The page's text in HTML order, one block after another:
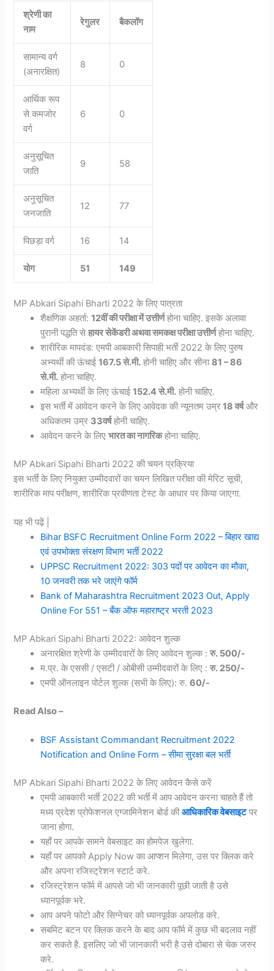
श्रेणी का
नाम
रेगुलर बैकलॉग
सामान्य वर्ग
(अनारक्षित)
8 0
आर्थिक रूप
से कमजोर
वर्ग
6 0
अनुसूचित
जाति
9 58
अनुसूचित
जनजाति
12 77
पिछड़ा वर्ग 16 14
योग 51 149
MP Abkari Sipahi Bharti 2022 के लिए पात्रता
शैक्षणिक अहर्ता:12वीं की परीक्षा में उत्तीर्णहोना चाहिए. इसके अलावा
पुरानी पद्धति सेहायर सेकेंडरी अथवा समकक्ष परीक्षा उत्तीर्णहोना चाहिए.
शारीरिक मापदंड: एमपी आबकारी सिपाही भर्ती 2022 के लिए पुरुष
अभ्यर्थी की ऊंचाई167.5 से.मी. होनी चाहिए और सीना81 – 86
से.मी. होना चाहिए.
महिला अभ्यर्थी के लिए ऊंचाई152.4 से.मी. होनी चाहिए.
इस भर्ती में आवेदन करने के लिए आवेदक की न्यूनतम उम्र18 वर्षऔर
अधिकतम उम्र 33वर्षहोनी चाहिए.
आवेदन करने के लिएभारत का नागरिकहोना चाहिए.
MP Abkari Sipahi Bharti 2022 की चयन प्रक्रिया
इस भर्ती के लिए नियुक्त उम्मीदवारों का चयन लिखित परीक्षा की मेरिट सूची,
शारीरिक माप परीक्षण, शारीरिक प्रवीणता टेस्ट के आधार पर किया जाएगा.
यह भी पढ़ें |
Bihar BSFC Recruitment Online Form 2022 – बिहार खाद्य
एवं उपभोक्ता संरक्षण विभाग भर्ती 2022
UPPSC Recruitment 2022: 303 पदों पर आवेदन का मौका,
10 जनवरी तक भरे जाएंगे फॉर्म
Bank of Maharashtra Recruitment 2023 Out, Apply
Online For 551 – बँक ऑफ महाराष्ट्र भरती 2023
MP Abkari Sipahi Bharti 2022: आवेदन शुल्क
अनारक्षित श्रेणी के उम्मीदवारों के लिए आवेदन शुल्क :रु. 500/-
म.प्र. के एससी / एसटी / ओबीसी उम्मीदवारों के लिए :रु. 250/-
एमपी ऑनलाइन पोर्टल शुल्क (सभी के लिए): रु.60/-
Read Also –
BSF Assistant Commandant Recruitment 2022
Notification and Online Form – सीमा सुरक्षा बल भर्ती
MP Abkari Sipahi Bharti 2022 के लिए आवेदन कैसे करें
एमपी आबकारी भर्ती 2022 की भर्ती में आप आवेदन करना चाहते हैं तो
मध्य प्रदेश प्रोफेशनल एग्जामिनेशन बोर्ड कीआधिकारिक वेबसाइटपर
जाना होगा.
यहाँ पर आपके सामने वेबसाइट का होमपेज खुलेगा.
यहाँ पर आपको Apply Now का आप्शन मिलेगा, उस पर क्लिक करे
और अपना रजिस्ट्रेशन स्टार्ट करे.
रजिस्ट्रेशन फॉर्म में आपसे जो भी जानकारी पूछी जाती है उसे
ध्यानपूर्वक भरे.
आप अपने फोटो और सिग्नेचर को ध्यानपूर्वक अपलोड करे.
सबमिट बटन पर क्लिक करने के बाद आप फॉर्म में कुछ भी बदलाव नहीं
कर सकते है. इसलिए जो भी जानकारी भरी है उसे दोबारा से चेक जरुर
करे.